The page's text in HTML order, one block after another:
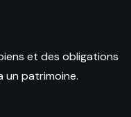
et des obligations
un patrimoine.